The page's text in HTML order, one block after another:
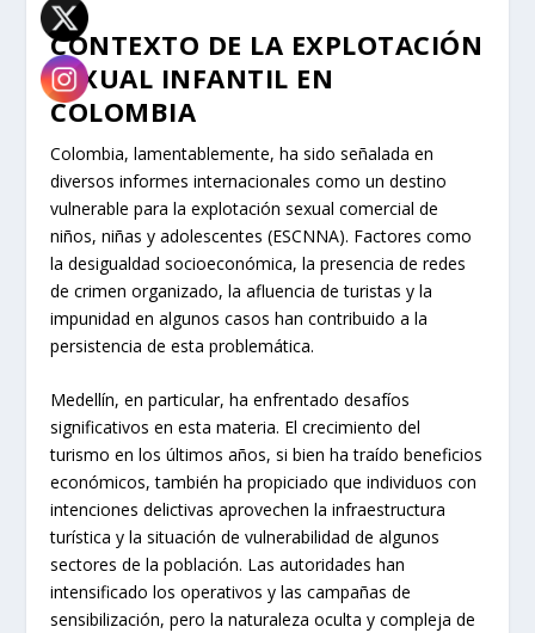
CONTEXTO DE LA EXPLOTACIÓN
SEXUAL INFANTIL EN
COLOMBIA
Colombia, lamentablemente, ha sido señalada en
diversos informes internacionales como un destino
vulnerable para la explotación sexual comercial de
niños, niñas y adolescentes (ESCNNA). Factores como
la desigualdad socioeconómica, la presencia de redes
de crimen organizado, la afluencia de turistas y la
impunidad en algunos casos han contribuido a la
persistencia de esta problemática.
Medellín, en particular, ha enfrentado desafíos
significativos en esta materia. El crecimiento del
turismo en los últimos años, si bien ha traído beneficios
económicos, también ha propiciado que individuos con
intenciones delictivas aprovechen la infraestructura
turística y la situación de vulnerabilidad de algunos
sectores de la población. Las autoridades han
intensificado los operativos y las campañas de
sensibilización, pero la naturaleza oculta y compleja de